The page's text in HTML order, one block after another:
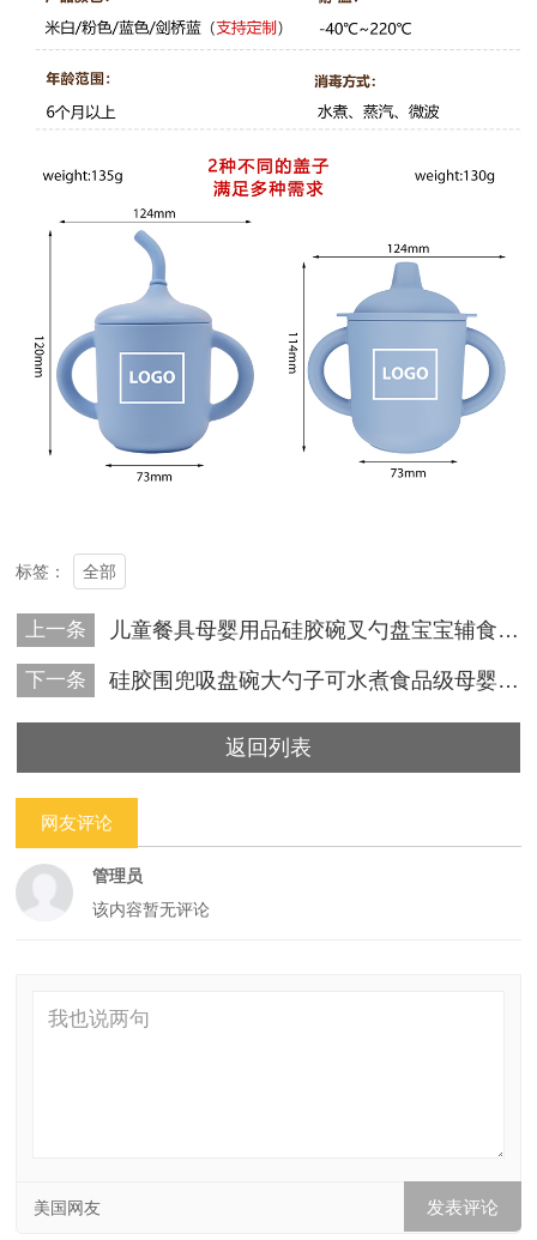
标签： 全部
上一条 儿童餐具母婴用品硅胶碗叉勺盘宝宝辅食碗食品级硅胶5件套装
下一条 硅胶围兜吸盘碗大勺子可水煮食品级母婴硅胶喂养餐具套装
返回列表
网友评论
管理员
该内容暂无评论
美国网友